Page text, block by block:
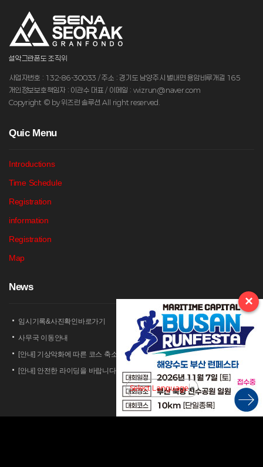
Select Language ▼
설악그란폰도 조직위
사업자번호 : 132-86-30033 / 주소 : 경기도 남양주시 별내면 용암비루개길 165
개인정보보호책임자 : 이관수 대표 / 이메일 : wizrun@naver.com
Copyright © by 위즈런 솔루션 All right reserved.
Quic Menu
Introductions
Time Schedule
Registration
information
Registration
Map
News
임시기록&사진확인바로가기
사무국 이동안내
[안내] 기상악화에 따른 코스 축소 운영 안내
[안내] 안전한 라이딩을 바랍니다
[안내] 상남 부녀회 김밥 단체주문 및 먹거리 부스 운영 안내
2026 세나 설악그란폰도 보험 가입 안내
×